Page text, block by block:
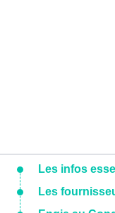
Les infos
Les